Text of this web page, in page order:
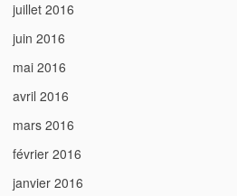
juillet 2016
juin 2016
mai 2016
avril 2016
mars 2016
février 2016
janvier 2016